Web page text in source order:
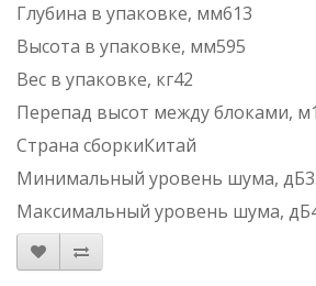
Глубина в упаковке, мм613
Высота в упаковке, мм595
Вес в упаковке, кг42
Перепад высот между блоками,
Страна сборкиКитай
Минимальный уровень шума,
Максимальный уровень шума,